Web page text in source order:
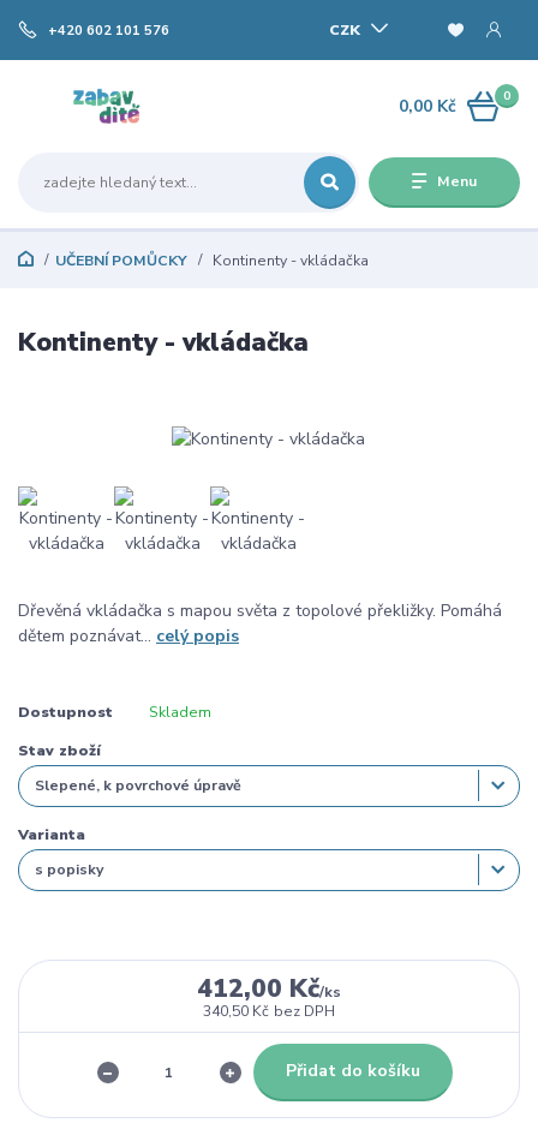
Menu
CZK
+420 602 101 576
0
0,00 Kč
UČEBNÍ POMŮCKY Kontinenty - vkládačka
Kontinenty - vkládačka
Dřevěná vkládačka s mapou světa z topolové překližky. Pomáhá
dětem poznávat... celý popis
Dostupnost Skladem
Stav zboží
Varianta
412,00 Kč/ks
340,50 Kč bez DPH
Přidat do košíku